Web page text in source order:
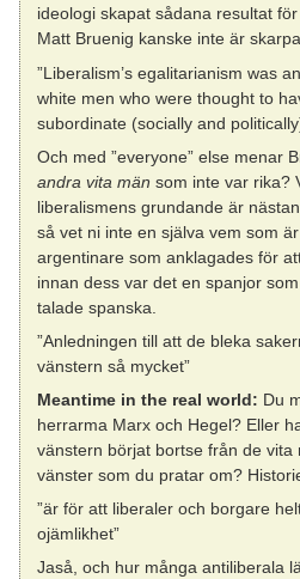
ideologi skapat sådana resultat
Matt Bruenig kanske inte är
”Liberalism’s egalitarianism was
white men who were thought to
subordinate (socially and
Och med ”everyone” else menar
andra vita män som inte var rika?
liberalismens grundande är
så vet ni inte en själva vem som
argentinare som anklagades för
innan dess var det en spanjor
talade spanska.
”Anledningen till att de bleka
vänstern så mycket”
Meantime in the real world: Du
herrarma Marx och Hegel? Eller
vänstern börjat bortse från de vita
vänster som du pratar om?
”är för att liberaler och borgare
ojämlikhet”
Jaså, och hur många antiliberala